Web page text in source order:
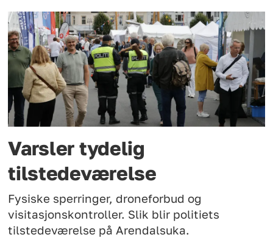
Varsler tydelig
tilstedeværelse
Fysiske sperringer, droneforbud og
visitasjonskontroller. Slik blir politiets
tilstedeværelse på Arendalsuka.